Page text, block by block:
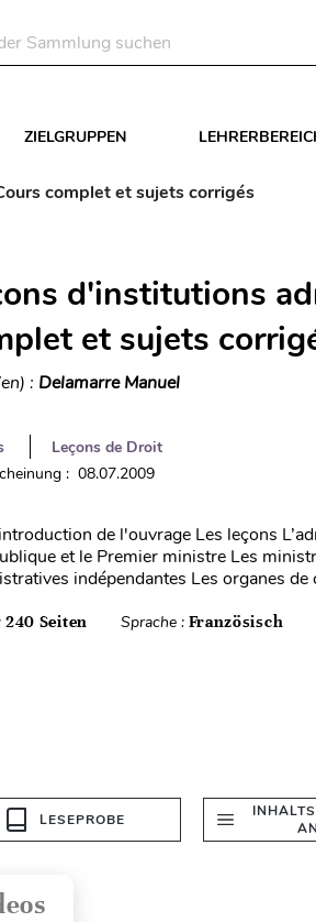
ZIELGRUPPEN
complet et sujets corrigés
d'institutions
et sujets
: Delamarre Manuel
Leçons de Droit
: 08.07.2009
de l'ouvrage Les leçons
et le Premier ministre Les
indépendantes Les organes de
240 Seiten Sprache : Französisch
LESEPROBE